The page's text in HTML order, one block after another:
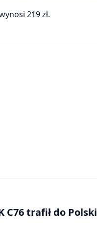
219 zł.
C76 trafił do Polski